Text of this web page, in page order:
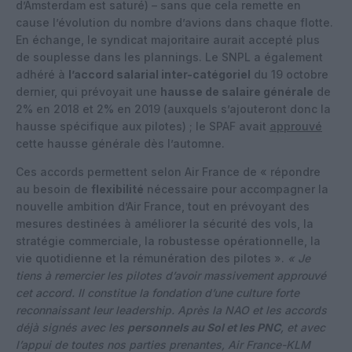
d’Amsterdam est saturé) – sans que cela remette en
cause l’évolution du nombre d’avions dans chaque flotte.
En échange, le syndicat majoritaire aurait accepté plus
de souplesse dans les plannings. Le SNPL a également
adhéré à l’accord salarial inter-catégoriel du 19 octobre
dernier, qui prévoyait une hausse de salaire générale de
2% en 2018 et 2% en 2019 (auxquels s’ajouteront donc la
hausse spécifique aux pilotes) ; le SPAF avait approuvé
cette hausse générale dès l’automne.
Ces accords permettent selon Air France de « répondre
au besoin de flexibilité nécessaire pour accompagner la
nouvelle ambition d’Air France, tout en prévoyant des
mesures destinées à améliorer la sécurité des vols, la
stratégie commerciale, la robustesse opérationnelle, la
vie quotidienne et la rémunération des pilotes ». « Je
tiens à remercier les pilotes d’avoir massivement approuvé
cet accord. Il constitue la fondation d’une culture forte
reconnaissant leur leadership. Après la NAO et les accords
déjà signés avec les personnels au Sol et les PNC, et avec
l’appui de toutes nos parties prenantes, Air France-KLM